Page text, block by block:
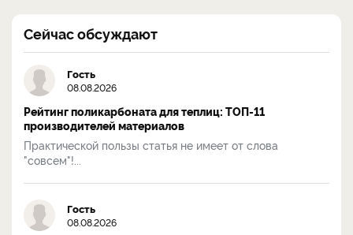
Сейчас обсуждают
Гость
08.08.2026
Рейтинг поликарбоната для теплиц: ТОП-11
производителей материалов
Практической пользы статья не имеет от слова
"совсем"!...
Гость
08.08.2026